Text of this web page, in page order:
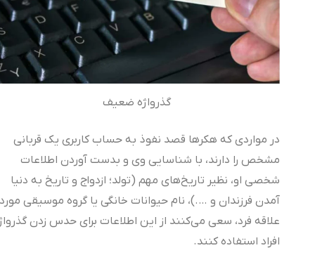
گذرواژه ضعیف
در مواردی که هکرها قصد نفوذ به حساب کاربری یک قربانی
مشخص را دارند، با شناسایی وی و بدست آوردن اطلاعات
شخصی او، نظیر تاریخ‌های مهم (تولد؛ ازدواج و تاریخ به دنیا
آمدن فرزندان و ….)، نام حیوانات خانگی یا گروه موسیقی مورد
علاقه فرد، سعی می‌کنند از این اطلاعات برای حدس زدن گذرواژه
افراد استفاده کنند.